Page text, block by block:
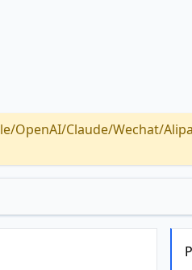
OpenAI/Claude/Wechat/